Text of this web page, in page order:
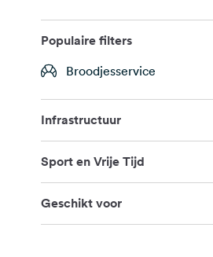
Populaire filters
Broodjesservice
Infrastructuur
Sport en Vrije Tijd
Geschikt voor